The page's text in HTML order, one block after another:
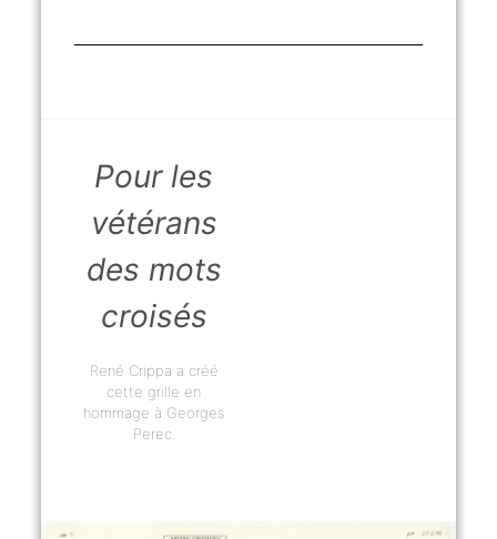
Pour les
vétérans
des mots
croisés
René Crippa a créé
cette grille en
hommage à Georges
Perec.